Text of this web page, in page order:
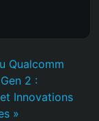
Qualcomm
2 :
Innovations
»